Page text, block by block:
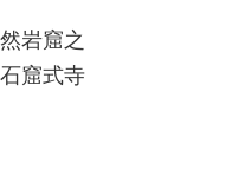
岩窟之
窟式寺